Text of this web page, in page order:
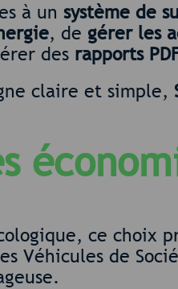
à un système de
, de gérer les
des rapports
claire et simple,
ce choix
Véhicules de